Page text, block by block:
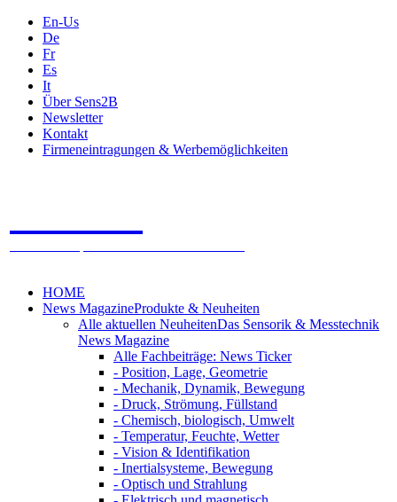
En-Us
De
Fr
Es
It
Über Sens2B
Newsletter
Kontakt
Firmeneintragungen & Werbemöglichkeiten
HOME
News MagazineProdukte & Neuheiten
Alle aktuellen NeuheitenDas Sensorik & Messtechnik
News Magazine
Alle Fachbeiträge: News Ticker
- Position, Lage, Geometrie
- Mechanik, Dynamik, Bewegung
- Druck, Strömung, Füllstand
- Chemisch, biologisch, Umwelt
- Temperatur, Feuchte, Wetter
- Vision & Identifikation
- Inertialsysteme, Bewegung
- Optisch und Strahlung